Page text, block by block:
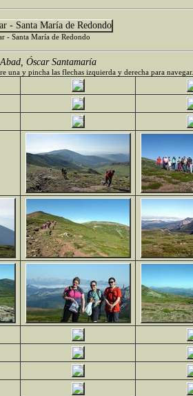
- Santa María de Redondo
Óscar Santamaría
una y pincha las flechas izquierda y derecha para navegar.